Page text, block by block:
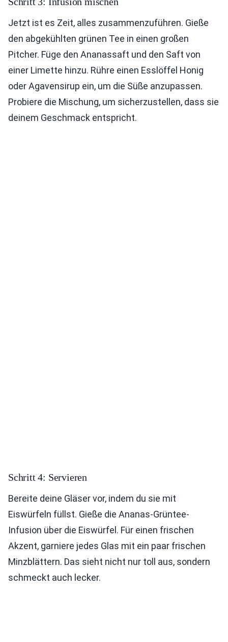
Jetzt ist es Zeit, alles zusammenzuführen. Gieße
den abgekühlten grünen Tee in einen großen
Pitcher. Füge den Ananassaft und den Saft von
einer Limette hinzu. Rühre einen Esslöffel Honig
oder Agavensirup ein, um die Süße anzupassen.
Probiere die Mischung, um sicherzustellen, dass sie
deinem Geschmack entspricht.
Schritt 4: Servieren
Bereite deine Gläser vor, indem du sie mit
Eiswürfeln füllst. Gieße die Ananas-Grüntee-
Infusion über die Eiswürfel. Für einen frischen
Akzent, garniere jedes Glas mit ein paar frischen
Minzblättern. Das sieht nicht nur toll aus, sondern
schmeckt auch lecker.